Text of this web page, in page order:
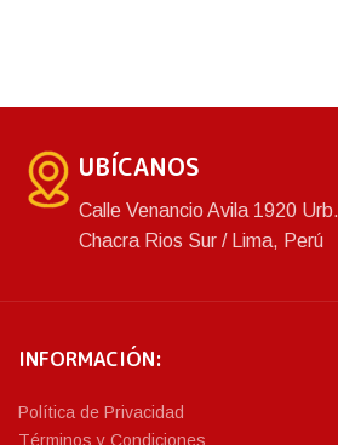
seguro.
UBÍCANOS
Calle Venancio Avila 1920 Urb.
Chacra Rios Sur / Lima, Perú
INFORMACIÓN:
Política de Privacidad
Términos y Condiciones